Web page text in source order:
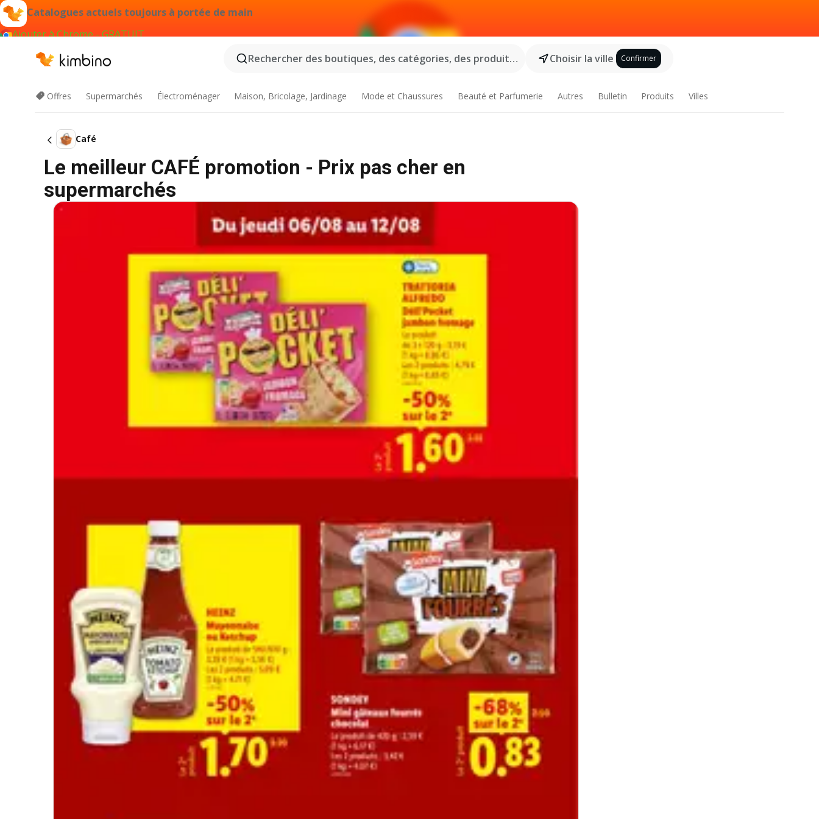
Catalogues actuels toujours à portée de main
Ajouter à Chrome - GRATUIT
Rechercher des boutiques, des catégories, des produits...
Choisir la ville Confirmer
Offres Supermarchés Électroménager Maison, Bricolage, Jardinage Mode et Chaussures Beauté et Parfumerie Autres Bulletin Produits Villes
Café
Le meilleur CAFÉ promotion - Prix pas cher en
supermarchés